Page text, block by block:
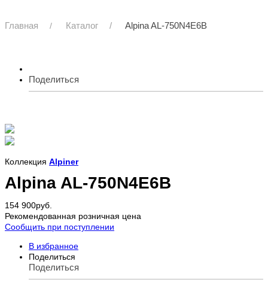
Главная Каталог Alpina AL-750N4E6B
Поделиться
Коллекция Alpiner
Alpina AL-750N4E6B
154 900руб.
Рекомендованная розничная цена
Сообщить при поступлении
В избранное
Поделиться
Поделиться